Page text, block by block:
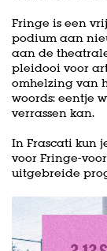
Fringe is een
podium aan
aan de
pleidooi voor
omhelzing van
woords: eentje
verrassen kan.
In Frascati kun
voor Fringe-
uitgebreide